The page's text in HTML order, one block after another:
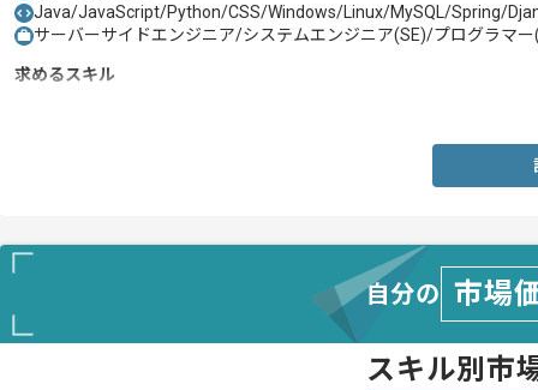
Java/JavaScript/Python/CSS/Windows/Linux/MySQL/Spring/
サーバーサイドエンジニア/システムエンジニア(SE)/プログラマー
求めるスキル
自分の 市場
スキル別市